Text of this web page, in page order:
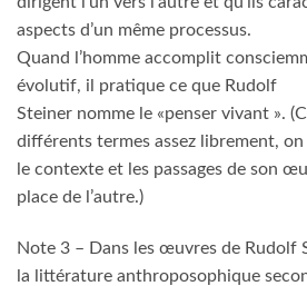
aspects d’un même processus.
Quand l’homme accomplit
évolutif, il pratique ce que Rudolf
Steiner nomme le «penser vivant ».
différents termes assez librement,
le contexte et les passages de son
place de l’autre.)
Note 3 – Dans les œuvres de Rudolf
la littérature anthroposophique